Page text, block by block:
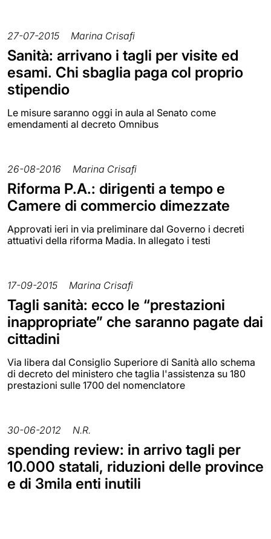
27-07-2015 Marina Crisafi
Sanità: arrivano i tagli per visite ed
esami. Chi sbaglia paga col proprio
stipendio
Le misure saranno oggi in aula al Senato come
emendamenti al decreto Omnibus
26-08-2016 Marina Crisafi
Riforma P.A.: dirigenti a tempo e
Camere di commercio dimezzate
Approvati ieri in via preliminare dal Governo i decreti
attuativi della riforma Madia. In allegato i testi
17-09-2015 Marina Crisafi
Tagli sanità: ecco le “prestazioni
inappropriate” che saranno pagate dai
cittadini
Via libera dal Consiglio Superiore di Sanità allo schema
di decreto del ministero che taglia l'assistenza su 180
prestazioni sulle 1700 del nomenclatore
30-06-2012 N.R.
spending review: in arrivo tagli per
10.000 statali, riduzioni delle province
e di 3mila enti inutili